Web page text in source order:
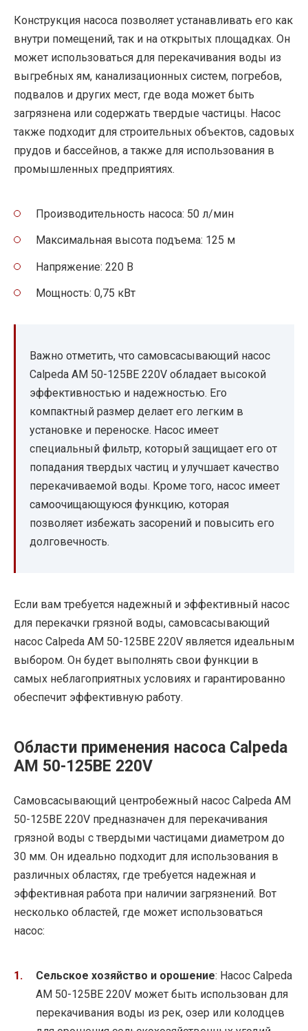
Конструкция насоса позволяет устанавливать его как
внутри помещений, так и на открытых площадках. Он
может использоваться для перекачивания воды из
выгребных ям, канализационных систем, погребов,
подвалов и других мест, где вода может быть
загрязнена или содержать твердые частицы. Насос
также подходит для строительных объектов, садовых
прудов и бассейнов, а также для использования в
промышленных предприятиях.
Производительность насоса: 50 л/мин
Максимальная высота подъема: 125 м
Напряжение: 220 В
Мощность: 0,75 кВт
Важно отметить, что самовсасывающий насос
Calpeda AM 50-125BE 220V обладает высокой
эффективностью и надежностью. Его
компактный размер делает его легким в
установке и переноске. Насос имеет
специальный фильтр, который защищает его от
попадания твердых частиц и улучшает качество
перекачиваемой воды. Кроме того, насос имеет
самоочищающуюся функцию, которая
позволяет избежать засорений и повысить его
долговечность.
Если вам требуется надежный и эффективный насос
для перекачки грязной воды, самовсасывающий
насос Calpeda AM 50-125BE 220V является идеальным
выбором. Он будет выполнять свои функции в
самых неблагоприятных условиях и гарантированно
обеспечит эффективную работу.
Области применения насоса Calpeda
AM 50-125BE 220V
Самовсасывающий центробежный насос Calpeda AM
50-125BE 220V предназначен для перекачивания
грязной воды с твердыми частицами диаметром до
30 мм. Он идеально подходит для использования в
различных областях, где требуется надежная и
эффективная работа при наличии загрязнений. Вот
несколько областей, где может использоваться
насос:
Сельское хозяйство и орошение: Насос Calpeda
AM 50-125BE 220V может быть использован для
перекачивания воды из рек, озер или колодцев